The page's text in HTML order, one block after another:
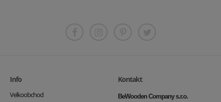
Info
Velkoobchod
Kontakt
BeWooden Company s.r.o.